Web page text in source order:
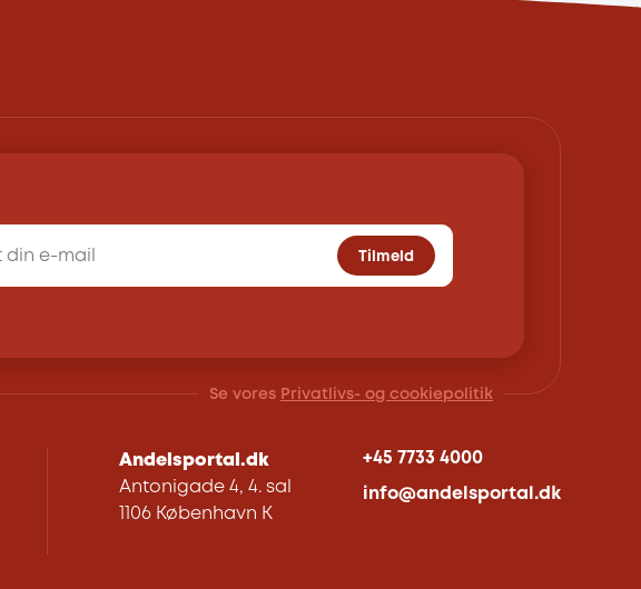
Tilmeld
Se vores Privatlivs- og cookiepolitik
Andelsportal.dk
Antonigade 4, 4. sal
1106 København K
+45 7733 4000
info@andelsportal.dk